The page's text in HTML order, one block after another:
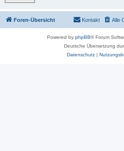
Foren-Übersicht Alle
Kontakt
Powered by phpBB® Forum
Deutsche Übersetzung
Datenschutz|